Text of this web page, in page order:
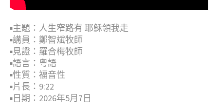
▪︎主題：人生窄路有 耶穌領我走
▪︎講員：鄭智斌牧師
▪︎見證：羅合梅牧師
▪︎語言：粤語
▪︎性質：福音性
▪︎片長：9:22
▪︎日期：2026年5月7日